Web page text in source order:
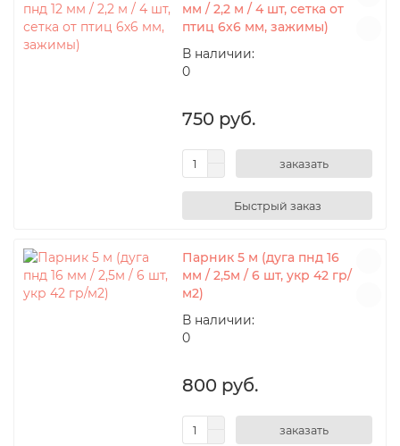
мм / 2,2 м / 4 шт, сетка от
птиц 6х6 мм, зажимы)
В наличии:
0
750 руб.
заказать
Парник 5 м (дуга пнд 16
мм / 2,5м / 6 шт, укр 42 гр/
м2)
В наличии:
0
800 руб.
заказать